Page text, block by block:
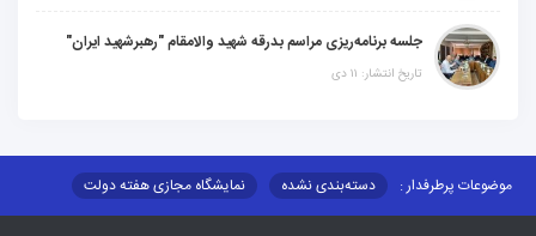
جلسه برنامه‌ریزی مراسم بدرقه شهید والامقام "رهبرشهید ایران"
تاریخ انتشار: ۱۱ دی
موضوعات پرطرفدار : دسته‌بندی نشده
نمایشگاه مجازی هفته دولت